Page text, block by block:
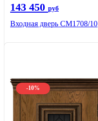
143 450 руб
Входная дверь CМ1708/10
-10%